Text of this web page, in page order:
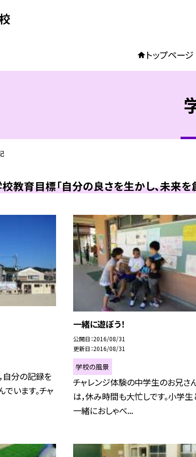
トップページ
教育目標「自分の良さを生かし、未来
自分の記録を
います。チャ
一緒に遊ぼう！
公開日 2016/08/31
更新日 2016/08/31
学校の風景
チャレンジ体験の中学生のお兄さ
は，休み時間も大忙しです。小学生
一緒におしゃべ...